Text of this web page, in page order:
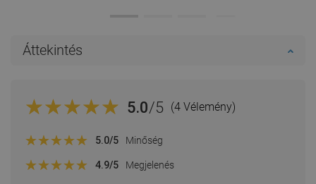
Áttekintés
5.0/5 (4 Vélemény)
5.0/5 Minőség
4.9/5 Megjelenés